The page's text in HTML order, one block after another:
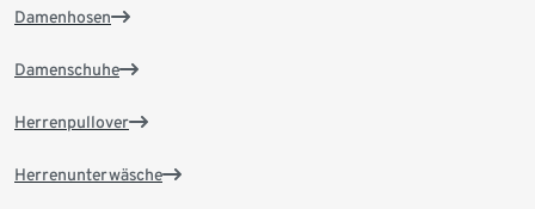
Damenhosen
Damenschuhe
Herrenpullover
Herrenunterwäsche